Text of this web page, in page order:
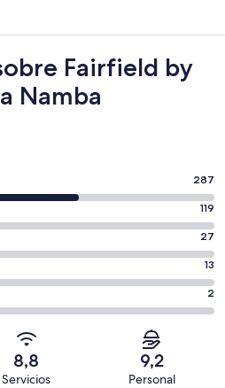
Fairfield by
Namba
287
119
27
13
2
8,8
Servicios
9,2
Personal